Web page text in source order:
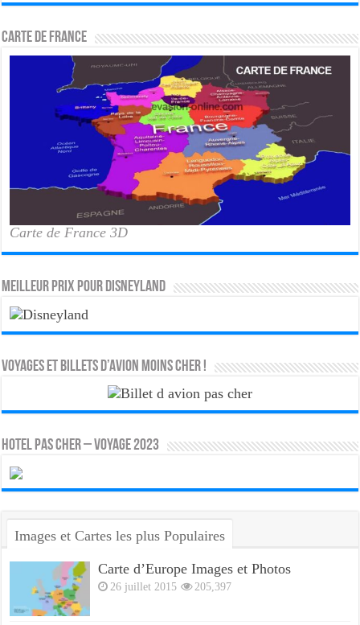
Carte de France
Carte de France 3D
MEILLEUR PRIX POUR DISNEYLAND
Voyages et Billets d’Avion moins cher !
HOTEL PAS CHER – VOYAGE 2023
Images et Cartes les plus Populaires
Carte d’Europe Images et Photos
26 juillet 2015 205,397